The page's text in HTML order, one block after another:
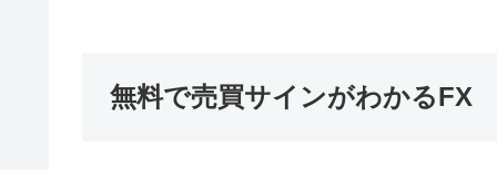
無料で売買サインがわかるFX